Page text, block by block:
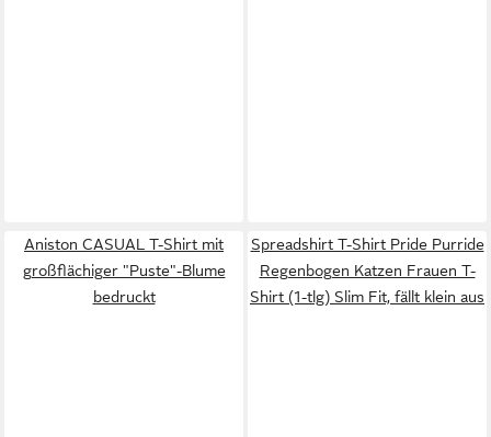
Aniston CASUAL T-Shirt mit
großflächiger "Puste"-Blume
bedruckt
Spreadshirt T-Shirt Pride Purride
Regenbogen Katzen Frauen T-
Shirt (1-tlg) Slim Fit, fällt klein aus